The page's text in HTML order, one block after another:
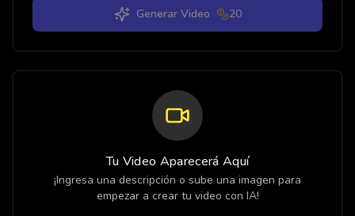
Generar Video 20
Tu Video Aparecerá Aquí
¡Ingresa una descripción o sube una imagen para
empezar a crear tu video con IA!